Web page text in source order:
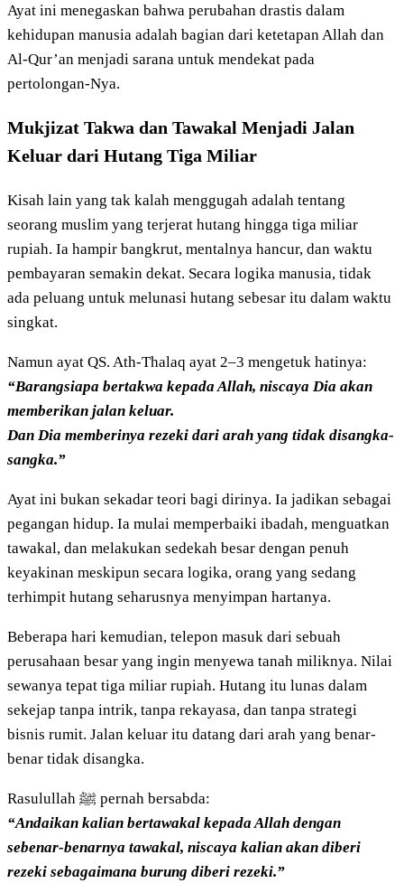
Ayat ini menegaskan bahwa perubahan drastis dalam
kehidupan manusia adalah bagian dari ketetapan Allah dan
Al-Qur’an menjadi sarana untuk mendekat pada
pertolongan-Nya.
Mukjizat Takwa dan Tawakal Menjadi Jalan
Keluar dari Hutang Tiga Miliar
Kisah lain yang tak kalah menggugah adalah tentang
seorang muslim yang terjerat hutang hingga tiga miliar
rupiah. Ia hampir bangkrut, mentalnya hancur, dan waktu
pembayaran semakin dekat. Secara logika manusia, tidak
ada peluang untuk melunasi hutang sebesar itu dalam waktu
singkat.
Namun ayat QS. Ath-Thalaq ayat 2–3 mengetuk hatinya:
“Barangsiapa bertakwa kepada Allah, niscaya Dia akan
memberikan jalan keluar.
Dan Dia memberinya rezeki dari arah yang tidak disangka-
sangka.”
Ayat ini bukan sekadar teori bagi dirinya. Ia jadikan sebagai
pegangan hidup. Ia mulai memperbaiki ibadah, menguatkan
tawakal, dan melakukan sedekah besar dengan penuh
keyakinan meskipun secara logika, orang yang sedang
terhimpit hutang seharusnya menyimpan hartanya.
Beberapa hari kemudian, telepon masuk dari sebuah
perusahaan besar yang ingin menyewa tanah miliknya. Nilai
sewanya tepat tiga miliar rupiah. Hutang itu lunas dalam
sekejap tanpa intrik, tanpa rekayasa, dan tanpa strategi
bisnis rumit. Jalan keluar itu datang dari arah yang benar-
benar tidak disangka.
Rasulullah ﷺ pernah bersabda:
“Andaikan kalian bertawakal kepada Allah dengan
sebenar-benarnya tawakal, niscaya kalian akan diberi
rezeki sebagaimana burung diberi rezeki.”